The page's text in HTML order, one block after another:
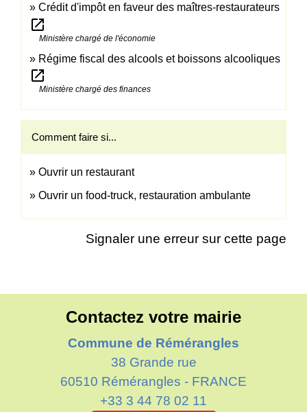
Crédit d'impôt en faveur des maîtres-restaurateurs
open_in_new
Ministère chargé de l'économie
Régime fiscal des alcools et boissons alcooliques
open_in_new
Ministère chargé des finances
Comment faire si...
Ouvrir un restaurant
Ouvrir un food-truck, restauration ambulante
Signaler une erreur sur cette page
Contactez votre mairie
Commune de Rémérangles
38 Grande rue
60510 Rémérangles - FRANCE
+33 3 44 78 02 11